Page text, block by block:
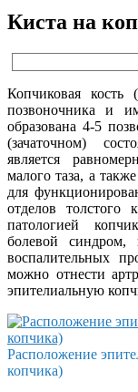
Киста на
Копчиковая
позвоночника и
образована 4-5
(зачаточном)
является
малого таза, а
для
отделов толстого
патологией
болевой синдром,
воспалительных
можно отнести
эпителиальную
Расположение
копчика)